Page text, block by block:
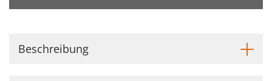
Beschreibung